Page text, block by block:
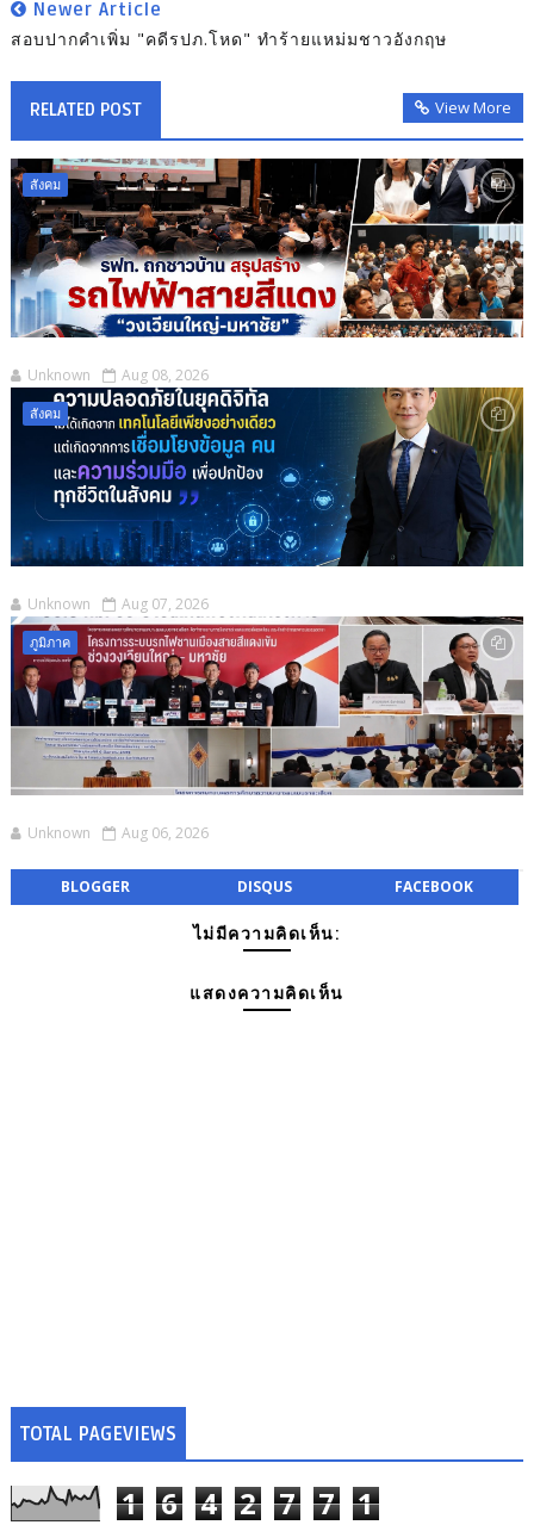
Newer Article
สอบปากคำเพิ่ม "คดีรปภ.โหด" ทำร้ายแหม่มชาวอังกฤษ
RELATED POST View More
สังคม
Unknown Aug 08, 2026
สังคม
Unknown Aug 07, 2026
ภูมิภาค
Unknown Aug 06, 2026
BLOGGER DISQUS FACEBOOK
ไม่มีความคิดเห็น:
แสดงความคิดเห็น
TOTAL PAGEVIEWS
1 6 4 2 7 7 1